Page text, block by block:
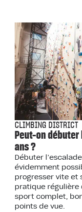
CLIMBING DISTRICT
Peut-on débuter
ans ?
Débuter
évidemment
progresser vite et
pratique régulière
sport complet,
points de vue.